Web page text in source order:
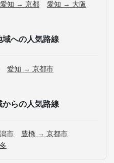
愛知 → 京都
愛知 → 大阪
域への人気路線
愛知 → 京都市
からの人気路線
市
豊橋 → 京都市